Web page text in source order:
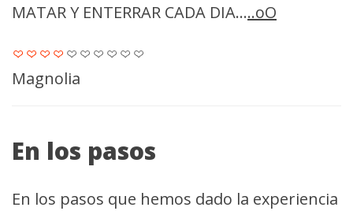
MATAR Y ENTERRAR CADA DIA.....oO
Magnolia
En los pasos
En los pasos que hemos dado la experiencia